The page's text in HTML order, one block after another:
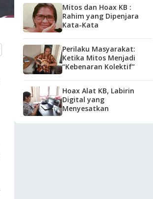
Mitos dan Hoax KB :
Rahim yang Dipenjara
Kata-Kata
Perilaku Masyarakat:
Ketika Mitos Menjadi
“Kebenaran Kolektif”
Hoax Alat KB, Labirin
Digital yang
Menyesatkan